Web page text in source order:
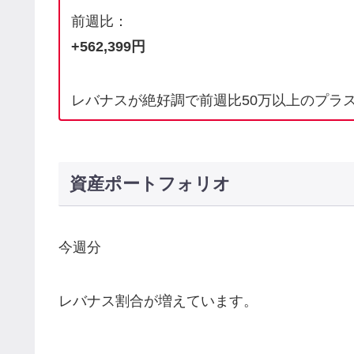
前週比：
+562,399円
レバナスが絶好調で前週比50万以上のプラ
資産ポートフォリオ
今週分
レバナス割合が増えています。